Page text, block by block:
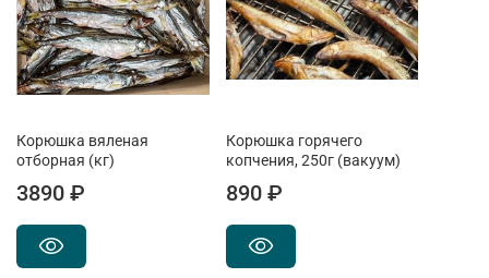
Корюшка вяленая
отборная (кг)
3890 ₽
Корюшка горячего
копчения, 250г (вакуум)
890 ₽